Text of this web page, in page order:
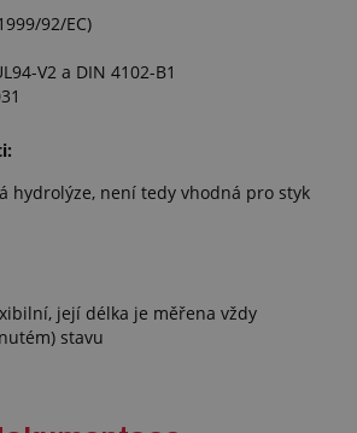
92/EC)
V2 a DIN 4102-B1
hydrolýze, není tedy vhodná pro styk
její délka je měřena vždy
stavu